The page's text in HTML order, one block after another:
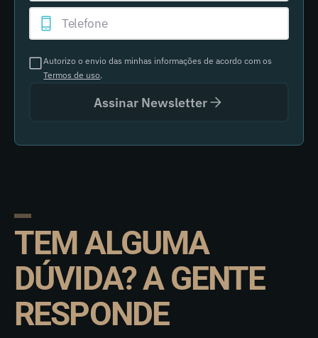
Autorizo o envio das minhas informações de acordo com os
Termos de uso.
Assinar Newsletter
TEM ALGUMA
DÚVIDA? A GENTE
RESPONDE